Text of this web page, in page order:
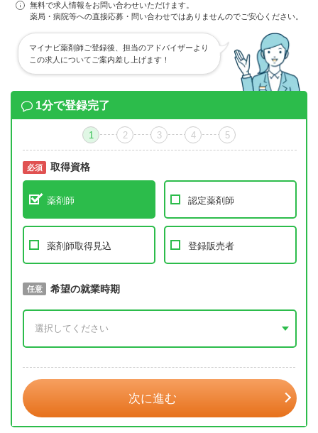
無料で求人情報をお問い合わせいただけます。
薬局・病院等への直接応募・問い合わせではありませんのでご安心ください。
マイナビ薬剤師ご登録後、担当のアドバイザーより
この求人についてご案内差し上げます！
1分で登録完了
1 2 3 4 5
必須 取得資格
薬剤師 認定薬剤師
薬剤師取得見込 登録販売者
必須 取得予定年
任意 希望の就業時期
次に進む